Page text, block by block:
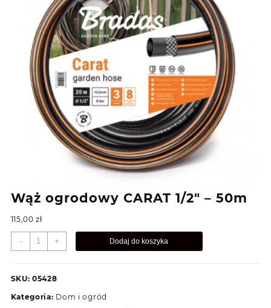
Wąż ogrodowy CARAT 1/2″ – 50m
115,00zł
-
ilość
Wąż
CARAT
-
+ Dodaj do koszyka
SKU: 05428
Kategoria: Dom i ogród